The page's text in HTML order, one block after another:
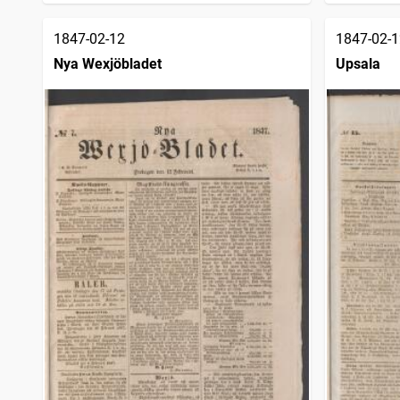
1847-02-12
Nya Wexjöbladet
1847-02-
Upsala